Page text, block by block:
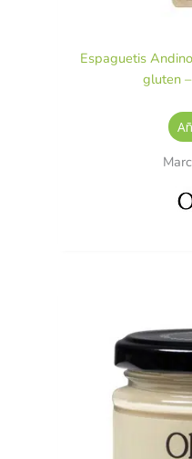
Espaguetis
gluten